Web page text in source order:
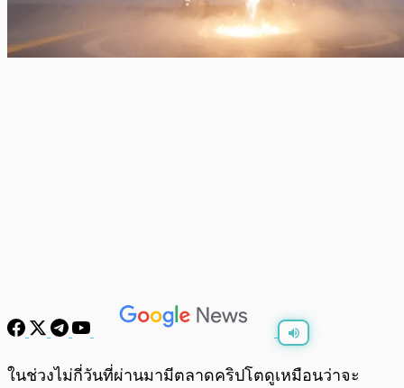
พร้อมเล่น /
ในช่วงไม่กี่วันที่ผ่านมามีตลาดคริปโตดูเหมือนว่าจะ